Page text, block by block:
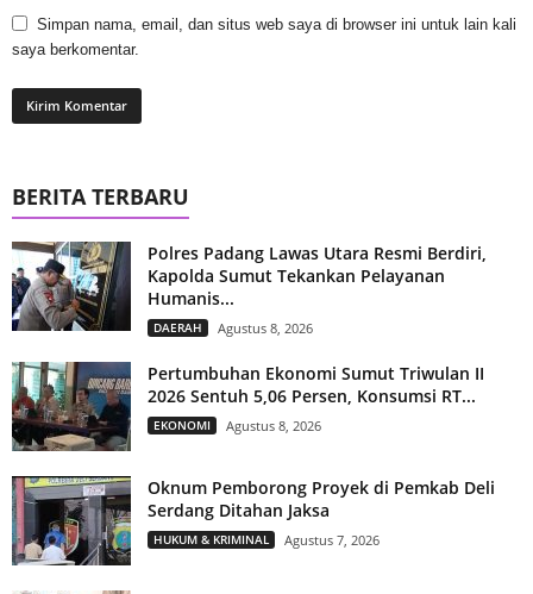
Simpan nama, email, dan situs web saya di browser ini untuk lain kali
saya berkomentar.
BERITA TERBARU
Polres Padang Lawas Utara Resmi Berdiri,
Kapolda Sumut Tekankan Pelayanan
Humanis...
DAERAH Agustus 8, 2026
Pertumbuhan Ekonomi Sumut Triwulan II
2026 Sentuh 5,06 Persen, Konsumsi RT...
EKONOMI Agustus 8, 2026
Oknum Pemborong Proyek di Pemkab Deli
Serdang Ditahan Jaksa
HUKUM & KRIMINAL Agustus 7, 2026